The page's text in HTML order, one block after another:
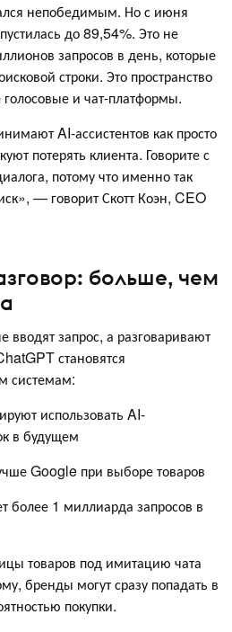
непобедимым. Но с июня
до 89,54%. Это не
запросов в день, которые
строки. Это пространство
и чат-платформы.
AI-ассистентов как просто
потерять клиента. Говорите с
потому что именно так
— говорит Скотт Коэн, CEO
больше, чем
вводят запрос, а разговаривают
становятся
системам:
использовать AI-
в будущем
Google при выборе товаров
более 1 миллиарда запросов в
товаров под имитацию чата
бренды могут сразу попадать в
покупки.